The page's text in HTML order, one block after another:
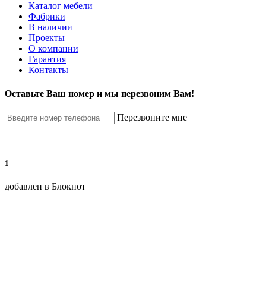
Каталог мебели
Фабрики
В наличии
Проекты
О компании
Гарантия
Контакты
Оставьте Ваш номер и мы перезвоним Вам!
Перезвоните мне
1
добавлен в Блокнот